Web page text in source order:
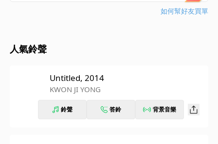
如何幫好友買單
人氣鈴聲
Untitled, 2014
KWON JI YONG
鈴聲 答鈴 背景音樂